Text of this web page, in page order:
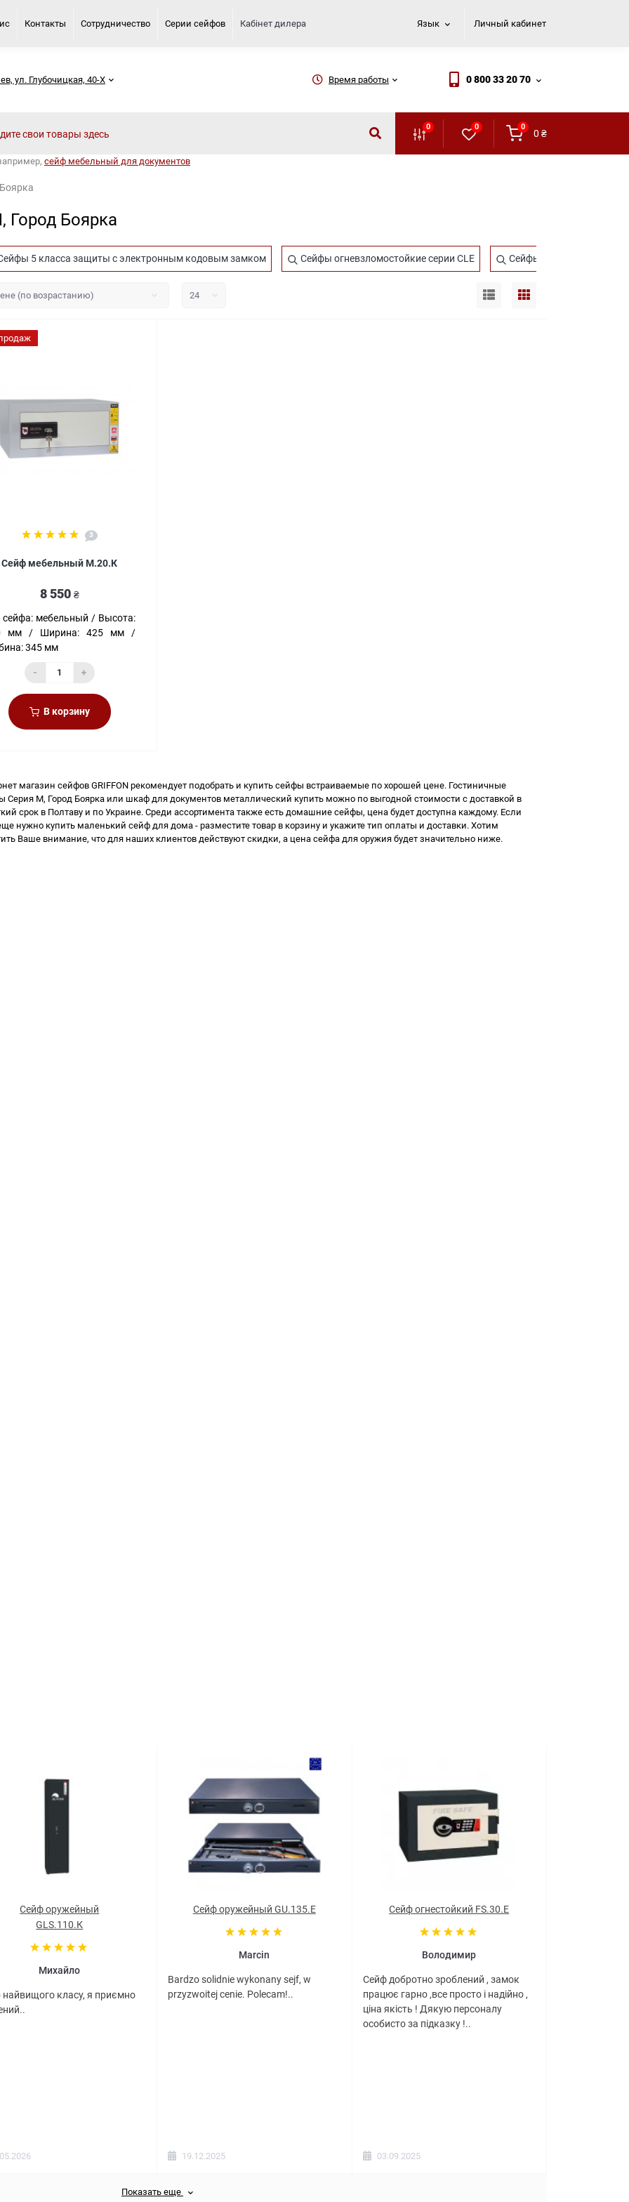
Контакты Сотрудничество Серии сейфов Кабінет дилера Язык Личный кабинет
ул. Глубочицкая, 40-Х Время работы 0 800 33 20 70
0 0 0
0 ₴
сейф мебельный для документов
Город Боярка
5 класса защиты с электронным кодовым замком Сейфы огневзломостойкие серии CLE Сейфы серии GE
3
Сейф мебельный M.20.К
8 550 ₴
сейфа: мебельный
Высота:
мм
Ширина:
425 мм
345 мм
- +
В корзину
магазин сейфовGRIFFON рекомендует подобрать и купить сейфы встраиваемыепо хорошей цене. Гостиничные
Серия M, Город Боярка или шкаф для документов металлический купитьможно по выгодной стоимости с доставкой в
срок в Полтаву и по Украине. Среди ассортимента также есть домашние сейфы, ценабудет доступна каждому. Если
нужно купить маленький сейф для дома- разместите товар в корзину и укажите тип оплаты и доставки. Хотим
Ваше внимание, что для наших клиентов действуют скидки, а цена сейфа для оружиябудет значительно ниже.
Сейф оружейный
GLS.110.К
Михайло
найвищого класу, я приємно
Сейф оружейный GU.135.E
Marcin
Bardzo solidnie wykonany sejf, w
przyzwoitej cenie. Polecam!..
19.12.2025
Сейф огнестойкий FS.30.E
Володимир
Сейф добротно зроблений , замок
працює гарно ,все просто і надійно ,
ціна якість ! Дякую персоналу
особисто за підказку !..
03.09.2025
Показать еще